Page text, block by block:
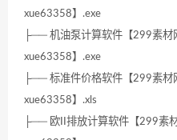
xue63358】.exe
├── 机油泵计算软件【299素材
xue63358】.exe
├── 标准件价格软件【299素材
xue63358】.xls
├── 欧II排放计算软件【299素